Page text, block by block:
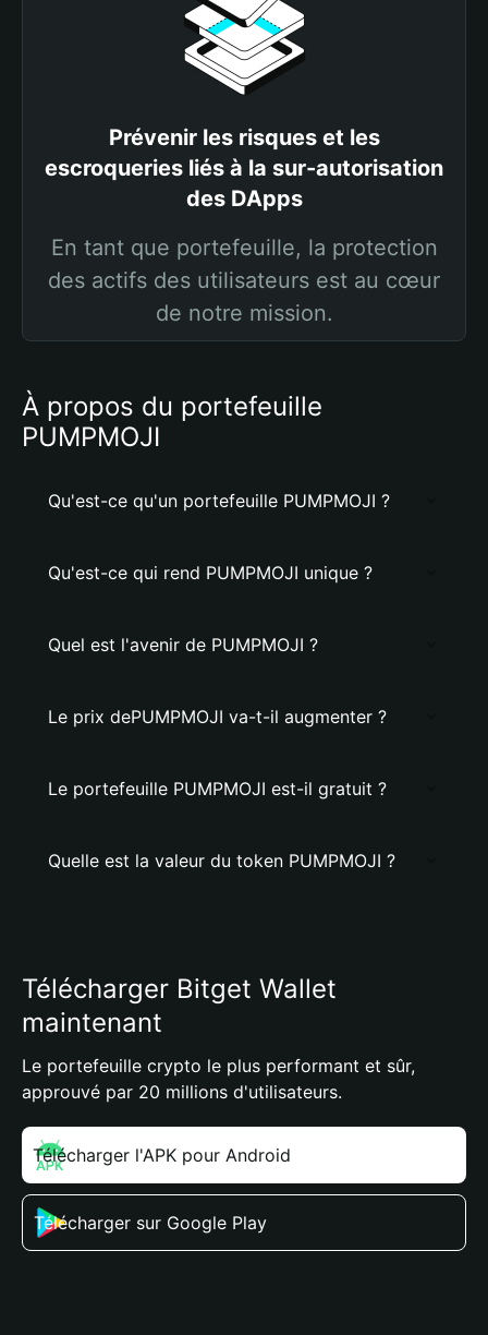
Prévenir les risques et les
escroqueries liés à la sur-autorisation
des DApps
En tant que portefeuille, la protection
des actifs des utilisateurs est au cœur
de notre mission.
À propos du portefeuille
PUMPMOJI
Qu'est-ce qu'un portefeuille PUMPMOJI ?
Qu'est-ce qui rend PUMPMOJI unique ?
Quel est l'avenir de PUMPMOJI ?
Le prix dePUMPMOJI va-t-il augmenter ?
Le portefeuille PUMPMOJI est-il gratuit ?
Quelle est la valeur du token PUMPMOJI ?
Télécharger Bitget Wallet
maintenant
Le portefeuille crypto le plus performant et sûr,
approuvé par 20 millions d'utilisateurs.
Télécharger l'APK pour Android
Télécharger sur Google Play